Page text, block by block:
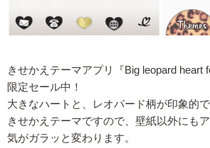
きせかえテーマアプリ『Big leopard heart
限定セール中！
大きなハートと、レオパード柄が印象的で
きせかえテーマですので、壁紙以外にも
気がガラッと変わります。